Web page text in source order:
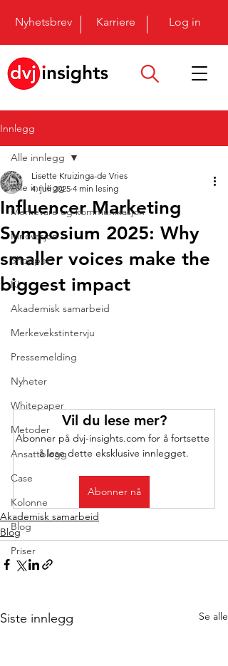
Nyhetsbrev Karriere Log in
Innlegg
Alle innlegg
Merkevare og kommunikasjon
Innovasjon
Shopper
KI
Akademisk samarbeid
Merkevekstintervju
Pressemelding
Nyheter
Whitepaper
Metoder
Ansattblogg
Case
Kolonne
Blog
Priser
Alle innlegg
Influencer Marketing
Symposium 2025: Why
smaller voices make the
biggest impact
Lisette Kruizinga-de Vries
4. juli 2025 4 min lesing
Vil du lese mer?
Abonner på dvj-insights.com for å fortsette
å lese dette eksklusive innlegget.
Abonner nå
Akademisk samarbeid
Blog
Siste innlegg Se alle